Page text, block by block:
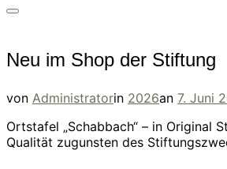
Seitenleiste
umschalten
Neu im Shop der Stiftung
von Administratorin 2026an 7. Juni
Ortstafel „Schabbach“ – in Original
Qualität zugunsten des